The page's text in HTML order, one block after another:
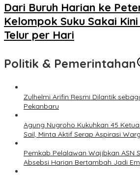
Dari Buruh Harian ke
Kelompok Suku Sakai
Telur per Hari
Politik & Pemerintahan
Zulhelmi Arifin Resmi Dilantik
Pekanbaru
Agung Nugroho Kukuhkan 45
Sail, Minta Aktif Serap Aspirasi
Pemkab Pelalawan Wajibkan ASN
Absebsi Harian Bertambah Jadi